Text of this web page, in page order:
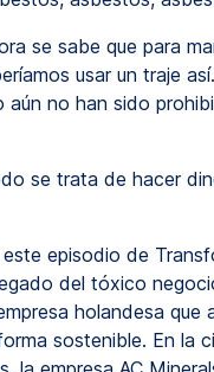
se sabe que para
usar un traje
aún no han sido
se trata de hacer
este episodio de
del tóxico
holandesa que
sostenible. En la